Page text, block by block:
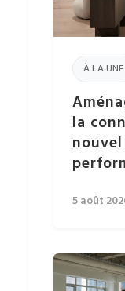
À LA UNE
la
5 août